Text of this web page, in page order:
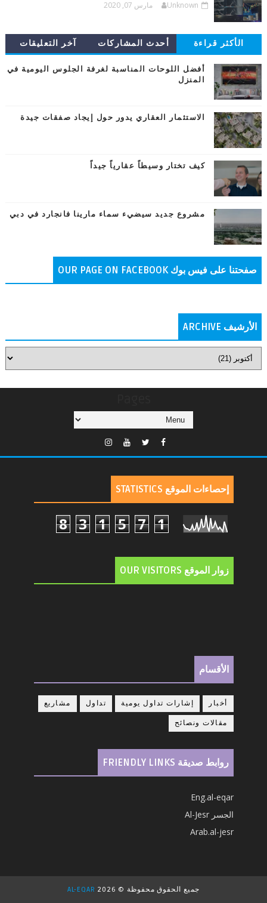
Unknown مارس 07, 2020
الأكثر قراءة أحدث المشاركات آخر التعليقات
أفضل اللوحات المناسبة لغرفة الجلوس اليومية في
المنزل
الاستثمار العقاري يدور حول إيجاد صفقات جيدة
كيف تختار وسيطاً عقارياً جيداً
مشروع جديد سيضيء سماء مارينا فانجارد في دبي
صفحتنا على فيس بوك OUR PAGE ON FACEBOOK
الأرشيف ARCHIVE
إحصاءات الموقع STATISTICS
8 3 1 5 7 1
زوار الموقع OUR VISITORS
الأقسام
أخبار إشارات تداول يومية تداول مشاريع
مقالات ونصائح
روابط صديقة FRIENDLY LINKS
Eng.al-eqar
الجسر Al-Jesr
Arab.al-jesr
جميع الحقوق محفوظة © 2026
AL-EQAR